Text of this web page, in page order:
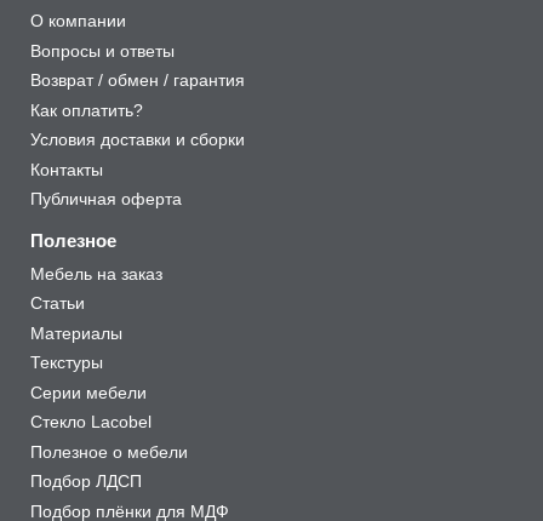
О компании
Вопросы и ответы
Возврат / обмен / гарантия
Как оплатить?
Условия доставки и сборки
Контакты
Публичная оферта
Полезное
Мебель на заказ
Статьи
Материалы
Текстуры
Серии мебели
Стекло Lacobel
Полезное о мебели
Подбор ЛДСП
Подбор плёнки для МДФ